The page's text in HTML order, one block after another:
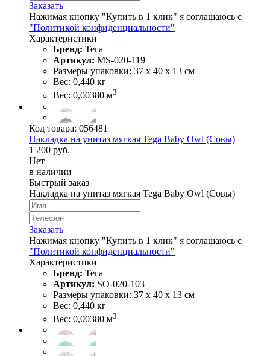
Заказать
Нажимая кнопку "Купить в 1 клик" я соглашаюсь с
"Политикой конфиденциальности"
Характеристики
Бренд: Тега
Артикул: MS-020-119
Размеры упаковки: 37 х 40 х 13 см
Вес: 0,440 кг
Вес: 0,00380 м3
Код товара: 056481
Накладка на унитаз мягкая Tega Baby Owl (Совы)
1 200 руб.
Нет
в наличии
Быстрый заказ
Накладка на унитаз мягкая Tega Baby Owl (Совы)
Заказать
Нажимая кнопку "Купить в 1 клик" я соглашаюсь с
"Политикой конфиденциальности"
Характеристики
Бренд: Тега
Артикул: SO-020-103
Размеры упаковки: 37 х 40 х 13 см
Вес: 0,440 кг
Вес: 0,00380 м3